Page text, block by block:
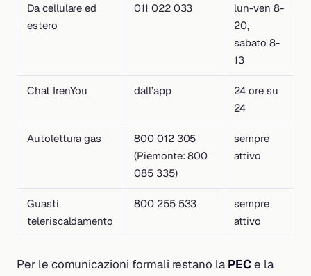
Da cellulare ed
estero
011 022 033
lun-ven 8-
20,
sabato 8-
13
Chat IrenYou dall’app
24 ore su
24
Autolettura gas
800 012 305
(Piemonte: 800
085 335)
sempre
attivo
Guasti
teleriscaldamento
800 255 533
sempre
attivo
Per le comunicazioni formali restano la PECe la